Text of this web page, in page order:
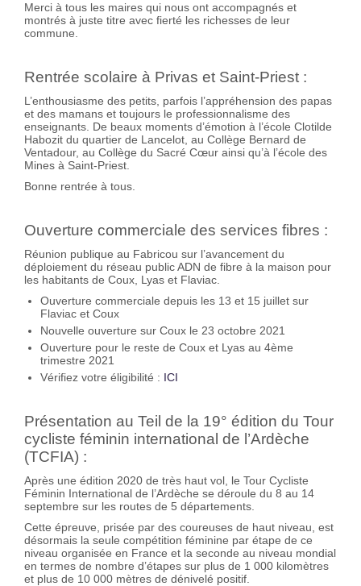
Merci à tous les maires qui nous ont accompagnés et
montrés à juste titre avec fierté les richesses de leur
commune.
Rentrée scolaire à Privas et Saint-Priest :
L’enthousiasme des petits, parfois l’appréhension des papas
et des mamans et toujours le professionnalisme des
enseignants. De beaux moments d’émotion à l’école Clotilde
Habozit du quartier de Lancelot, au Collège Bernard de
Ventadour, au Collège du Sacré Cœur ainsi qu’à l’école des
Mines à Saint-Priest.
Bonne rentrée à tous.
Ouverture commerciale des services fibres :
Réunion publique au Fabricou sur l’avancement du
déploiement du réseau public ADN de fibre à la maison pour
les habitants de Coux, Lyas et Flaviac.
Ouverture commerciale depuis les 13 et 15 juillet sur
Flaviac et Coux
Nouvelle ouverture sur Coux le 23 octobre 2021
Ouverture pour le reste de Coux et Lyas au 4ème
trimestre 2021
Vérifiez votre éligibilité : ICI
Présentation au Teil de la 19° édition du Tour
cycliste féminin international de l’Ardèche
(TCFIA) :
Après une édition 2020 de très haut vol, le Tour Cycliste
Féminin International de l’Ardèche se déroule du 8 au 14
septembre sur les routes de 5 départements.
Cette épreuve, prisée par des coureuses de haut niveau, est
désormais la seule compétition féminine par étape de ce
niveau organisée en France et la seconde au niveau mondial
en termes de nombre d’étapes sur plus de 1 000 kilomètres
et plus de 10 000 mètres de dénivelé positif.